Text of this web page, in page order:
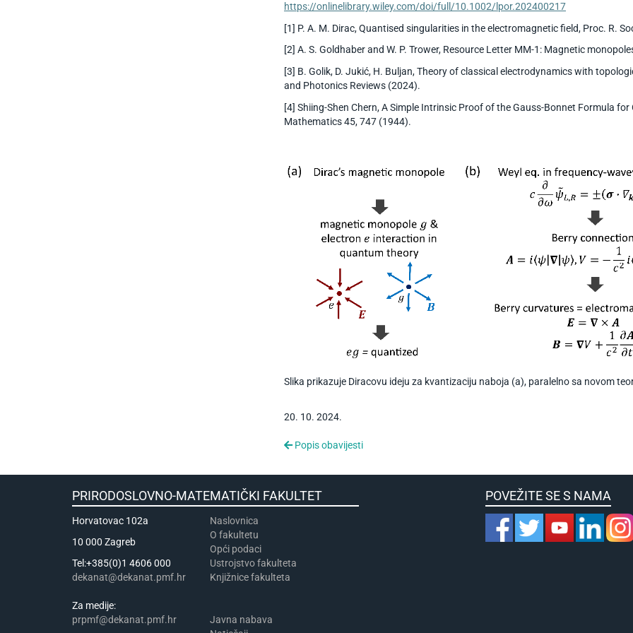
https://onlinelibrary.wiley.com/doi/full/10.1002/lpor.202400217
[1] P. A. M. Dirac, Quantised singularities in the electromagnetic field, Proc. R.
[2] A. S. Goldhaber and W. P. Trower, Resource Letter MM-1: Magnetic
[3] B. Golik, D. Jukić, H. Buljan, Theory of classical electrodynamics with
and Photonics Reviews (2024).
[4] Shiing-Shen Chern, A Simple Intrinsic Proof of the Gauss-Bonnet Formula
Mathematics 45, 747 (1944).
Slika prikazuje Diracovu ideju za kvantizaciju naboja (a), paralelno sa novom
20. 10. 2024.
Popis obavijesti
PRIRODOSLOVNO-MATEMATIČKI FAKULTET
Horvatovac 102a
10 000 Zagreb
Tel:+385(0)1 4606 000
dekanat@dekanat.pmf.hr
Za medije:
prpmf@dekanat.pmf.hr
Naslovnica
​​​O fakultetu
Opći podaci
Ustrojstvo fakulteta
Knjižnice fakulteta
Javna nabava
POVEŽITE SE S NAMA